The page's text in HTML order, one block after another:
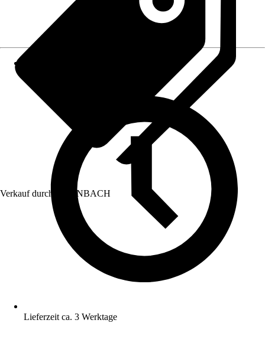
Verkauf durch: HORNBACH
Lieferzeit ca. 3 Werktage